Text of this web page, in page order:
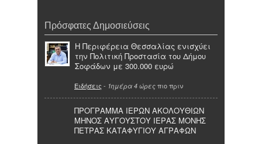
Πρόσφατες Δημοσιεύσεις
Η Περιφέρεια Θεσσαλίας ενισχύει
την Πολιτική Προστασία του Δήμου
Σοφάδων με 300.000 ευρώ
Ειδήσεις - 1ημέρα 4 ώρες πιο πριν
ΠΡΟΓΡΑΜΜΑ ΙΕΡΩΝ ΑΚΟΛΟΥΘΙΩΝ
ΜΗΝΟΣ ΑΥΓΟΥΣΤΟΥ ΙΕΡΑΣ ΜΟΝΗΣ
ΠΕΤΡΑΣ ΚΑΤΑΦΥΓΙΟΥ ΑΓΡΑΦΩΝ